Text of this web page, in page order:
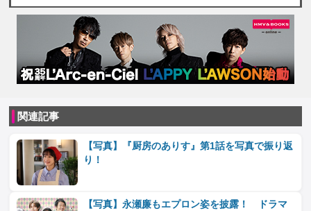
関連記事
【写真】『厨房のありす』第1話を写真で振り返
り！
【写真】永瀬廉もエプロン姿を披露！ ドラマ